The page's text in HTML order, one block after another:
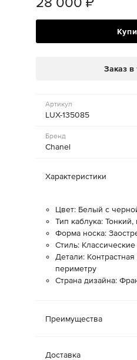
Заказ в
Артикул
LUX-135085
Бренд
Chanel
Характеристики
Цвет: Белый с
Тип каблука:
Форма носка:
Стиль:
Детали:
периметру
Страна дизайна:
Преимущества
Доставка